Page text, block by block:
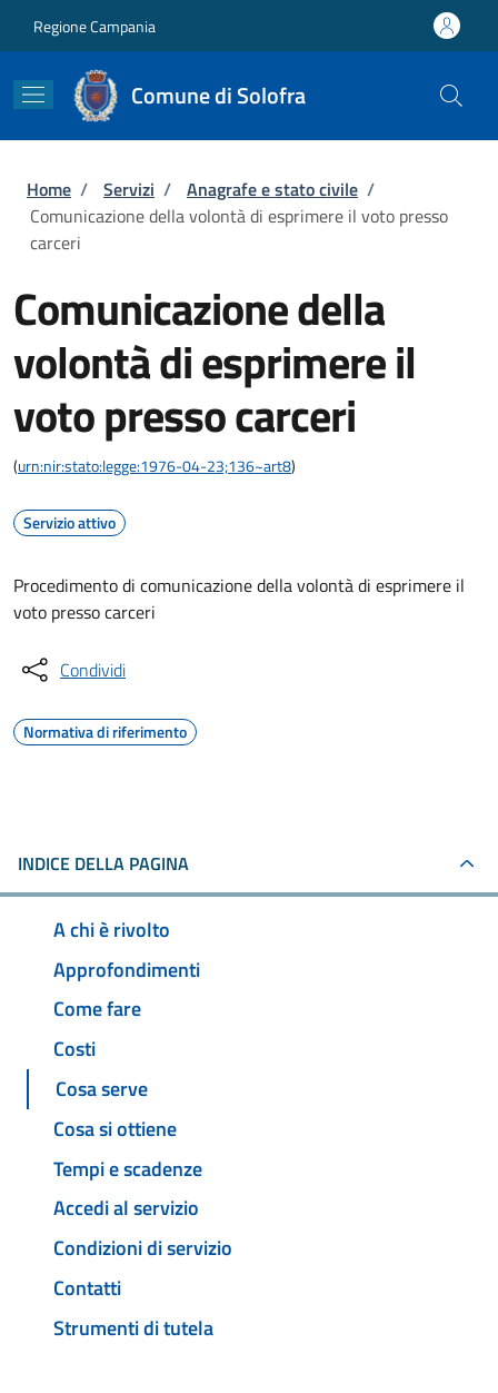
Regione Campania
Comune di Solofra
Briciole di pane
Home / Servizi / Anagrafe e stato civile /
Comunicazione della volontà di esprimere il voto presso
carceri
Comunicazione della
volontà di esprimere il
voto presso carceri
(urn:nir:stato:legge:1976-04-23;136~art8)
Servizio attivo
Procedimento di comunicazione della volontà di esprimere il
voto presso carceri
Condividi
Normativa di riferimento
INDICE DELLA PAGINA
A chi è rivolto
Approfondimenti
Come fare
Costi
Cosa serve
Cosa si ottiene
Tempi e scadenze
Accedi al servizio
Condizioni di servizio
Contatti
Strumenti di tutela